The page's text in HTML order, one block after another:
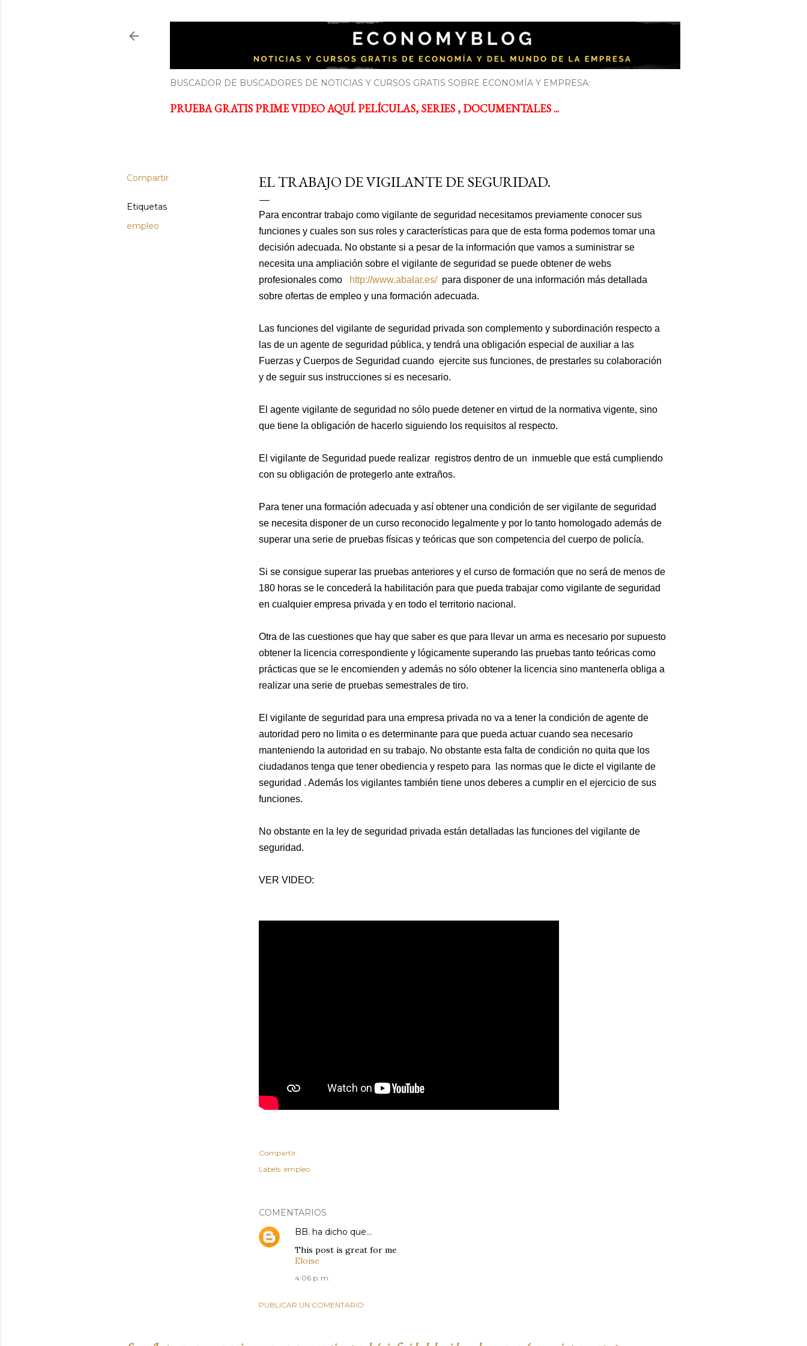
Noticias y cursos GRATIS sobre economía y el mundo de la empresa
BUSCADOR DE BUSCADORES DE NOTICIAS Y CURSOS GRATIS SOBRE ECONOMÍA Y EMPRESA:
PRUEBA GRATIS PRIME VIDEO AQUÍ. PELÍCULAS, SERIES , DOCUMENTALES ...
Compartir
Etiquetas
empleo
EL TRABAJO DE VIGILANTE DE SEGURIDAD.
Para encontrar trabajo como vigilante de seguridad necesitamos previamente conocer sus
funciones y cuales son sus roles y características para que de esta forma podemos tomar una
decisión adecuada. No obstante si a pesar de la información que vamos a suministrar se
necesita una ampliación sobre el vigilante de seguridad se puede obtener de webs
profesionales como
http://www.abalar.es/para disponer de una información más detallada
sobre ofertas de empleo y una formación adecuada.
Las funciones del vigilante de seguridad privada son complemento y subordinación respecto a
las de un agente de seguridad pública, y tendrá una obligación especial de auxiliar a las
Fuerzas y Cuerpos de Seguridad cuando ejercite sus funciones, de prestarles su colaboración
y de seguir sus instrucciones si es necesario.
El agente vigilante de seguridad no sólo puede detener en virtud de la normativa vigente, sino
que tiene la obligación de hacerlo siguiendo los requisitos al respecto.
El vigilante de Seguridad puede realizar registros dentro de un inmueble que está cumpliendo
con su obligación de protegerlo ante extraños.
Para tener una formación adecuada y así obtener una condición de ser vigilante de seguridad
se necesita disponer de un curso reconocido legalmente y por lo tanto homologado además de
superar una serie de pruebas físicas y teóricas que son competencia del cuerpo de policía.
Si se consigue superar las pruebas anteriores y el curso de formación que no será de menos de
180 horas se le concederá la habilitación para que pueda trabajar como vigilante de seguridad
en cualquier empresa privada y en todo el territorio nacional.
Otra de las cuestiones que hay que saber es que para llevar un arma es necesario por supuesto
obtener la licencia correspondiente y lógicamente superando las pruebas tanto teóricas como
prácticas que se le encomienden y además no sólo obtener la licencia sino mantenerla obliga a
realizar una serie de pruebas semestrales de tiro.
El vigilante de seguridad para una empresa privada no va a tener la condición de agente de
autoridad pero no limita o es determinante para que pueda actuar cuando sea necesario
manteniendo la autoridad en su trabajo. No obstante esta falta de condición no quita que los
ciudadanos tenga que tener obediencia y respeto para las normas que le dicte el vigilante de
seguridad . Además los vigilantes también tiene unos deberes a cumplir en el ejercicio de sus
funciones.
No obstante en la ley de seguridad privada están detalladas las funciones del vigilante de
seguridad.
VER VIDEO:
Compartir
Labels: empleo
COMENTARIOS
BB. ha dicho que…
This post is great for me
Eloise
4:06 p. m.
PUBLICAR UN COMENTARIO